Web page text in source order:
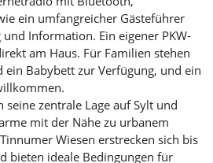
ein umfangreicher Gästeführer
Information. Ein eigener PKW-
am Haus. Für Familien stehen
Babybett zur Verfügung, und ein
zentrale Lage auf Sylt und
mit der Nähe zu urbanem
Wiesen erstrecken sich bis
bieten ideale Bedingungen für